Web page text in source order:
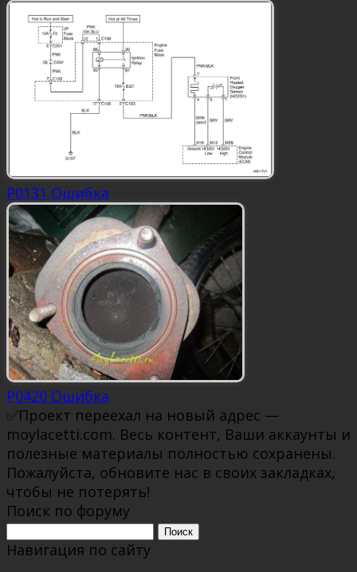
P0131 Ошибка
P0420 Ошибка
✅Проект переехал на новый адрес —
moylacetti.com. Весь контент, Ваши аккаунты и
полезные материалы полностью сохранены.
Пожалуйста, обновите нас в своих закладках,
чтобы не потерять!
Поиск по форуму
Поиск:
Навигация по сайту